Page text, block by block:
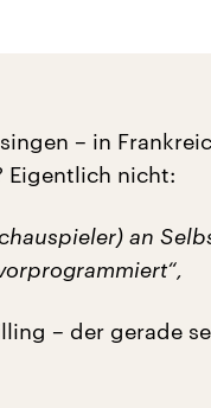
– in
Eigentlich nicht:
an
– der gerade